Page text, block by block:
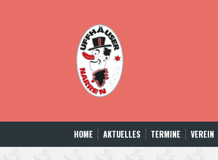
HOME AKTUELLES TERMINE VEREIN